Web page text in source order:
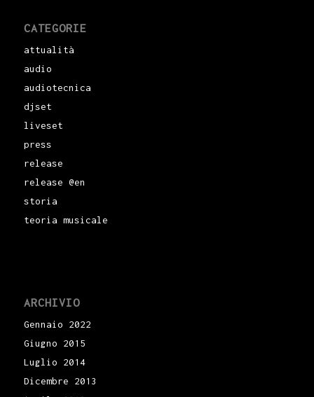
CATEGORIE
attualità
audio
audiotecnica
djset
liveset
press
release
release @en
storia
teoria musicale
ARCHIVIO
Gennaio 2022
Giugno 2015
Luglio 2014
Dicembre 2013